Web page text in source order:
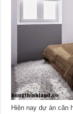
Hiện nay dự án căn